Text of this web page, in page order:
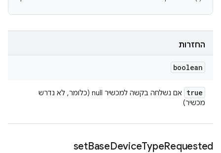
החזרות
boolean
true
אם נשלחה בקשה למכשיר null (כלומר, לא נדרש
מכשיר)
setBaseDeviceTypeRequested